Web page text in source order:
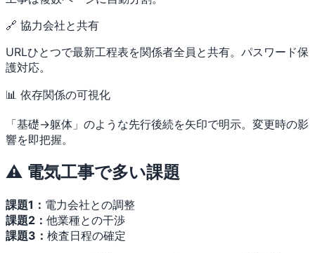
🔗 協力会社と共有
URLひとつで最新工程表を関係者全員と共有。パスワード保
護対応。
📊 依存関係の可視化
「基礎→躯体」のような先行後続を矢印で明示。変更時の影
響を即把握。
⚠️ 電気工事で多い課題
課題1： 電力会社との調整
課題2： 他業種との干渉
課題3： 検査日程の確定